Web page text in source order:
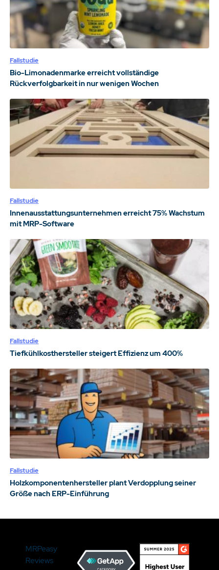
Fallstudie
Bio-Limonadenmarke erreicht vollständige
Rückverfolgbarkeit in nur wenigen Wochen
Fallstudie
Innenausstattungsunternehmen erreicht 75% Wachstum
mit MRP-Software
Fallstudie
Tiefkühlkosthersteller steigert Effizienz um 400%
Fallstudie
Holzkomponentenhersteller plant Verdopplung seiner
Größe nach ERP-Einführung
MRPeasy
Reviews